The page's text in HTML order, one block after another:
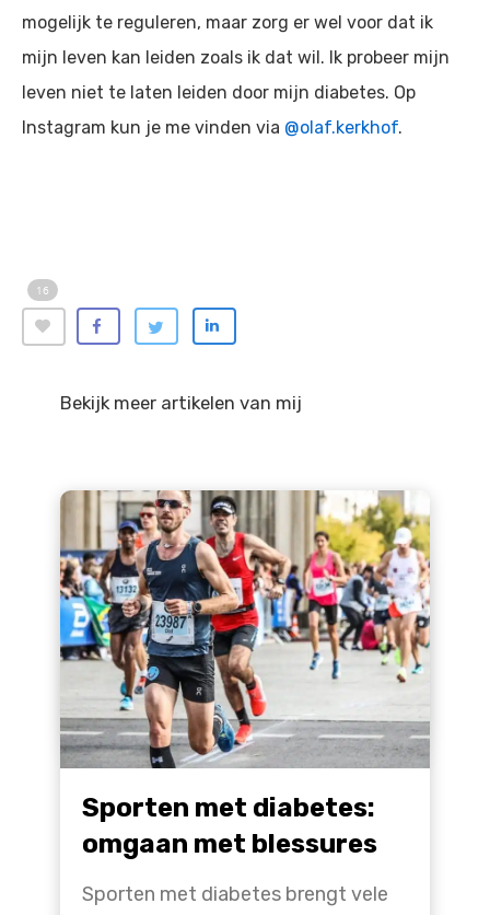
mogelijk te reguleren, maar zorg er wel voor dat ik
mijn leven kan leiden zoals ik dat wil. Ik probeer mijn
leven niet te laten leiden door mijn diabetes. Op
Instagram kun je me vinden via @olaf.kerkhof.
Love
16
Bekijk meer artikelen van mij
Sporten met diabetes:
omgaan met blessures
Sporten met diabetes brengt vele